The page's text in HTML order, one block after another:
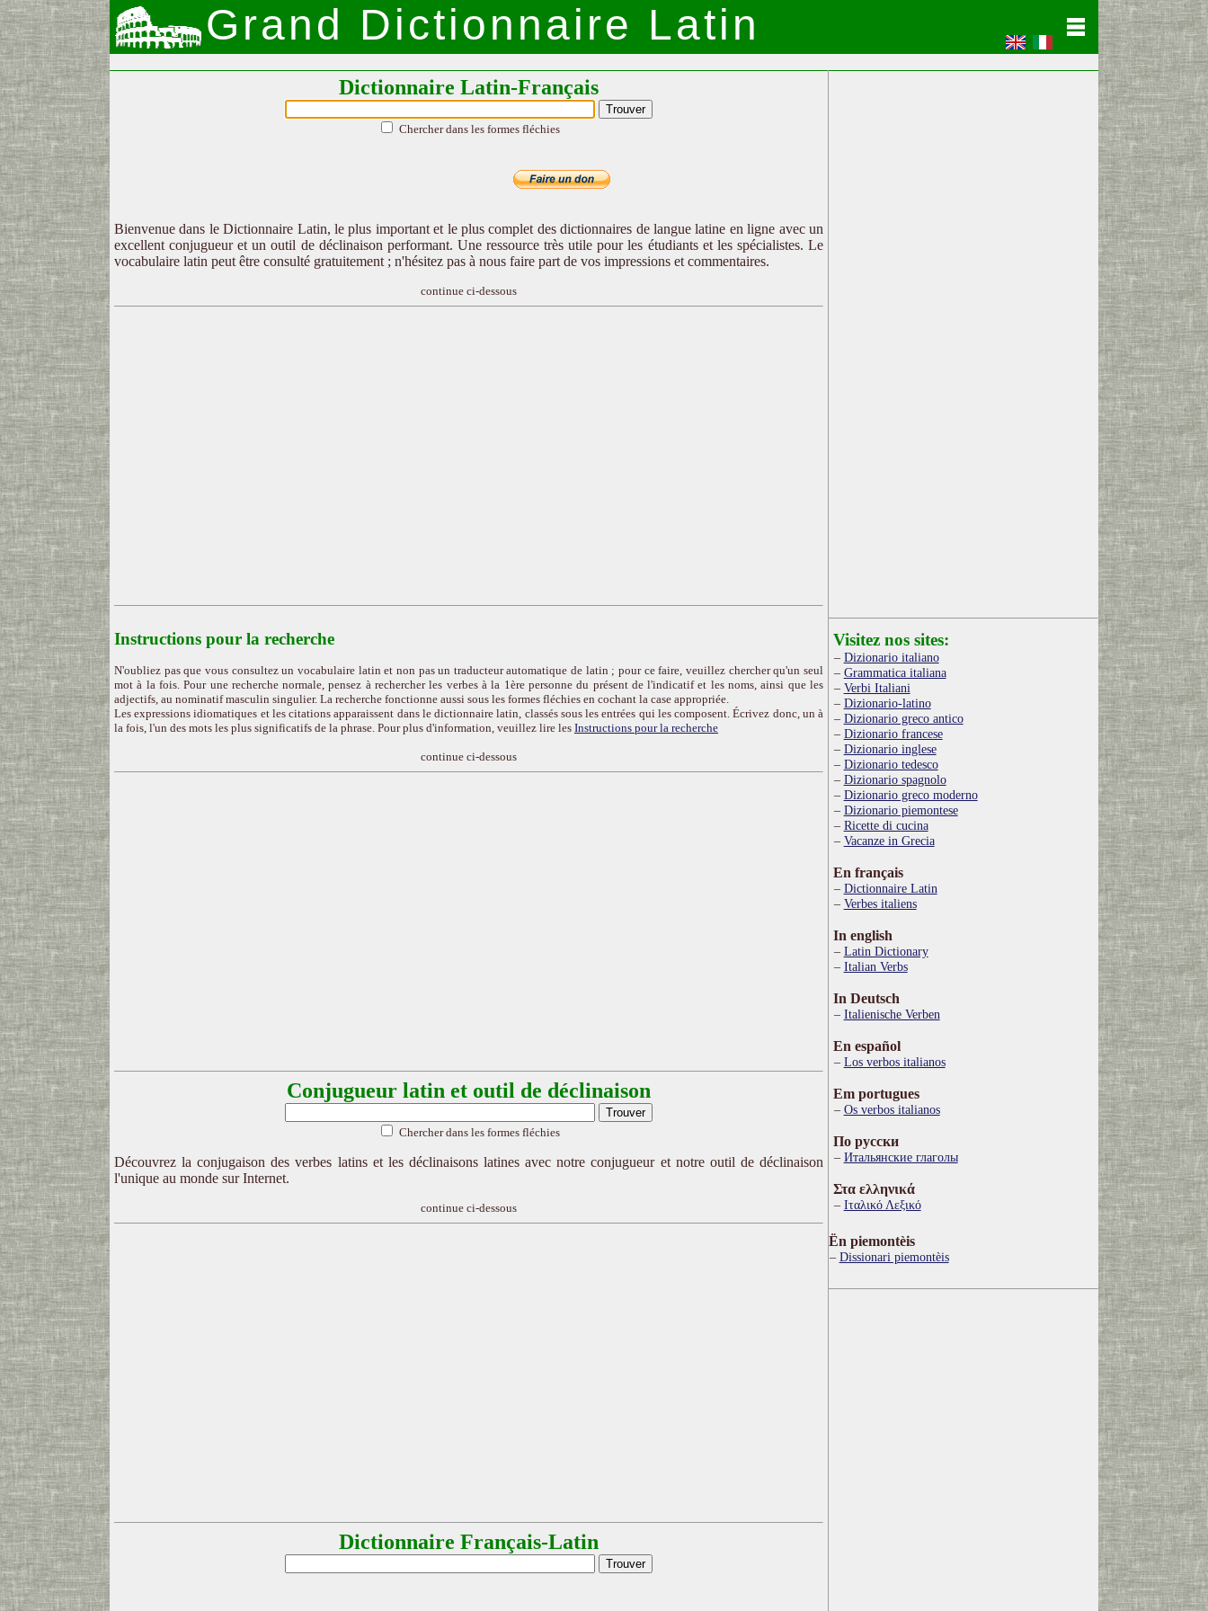
Grand Dictionnaire Latin
Dictionnaire Latin-Français
Chercher dans les formes fléchies
Bienvenue dans le Dictionnaire Latin, le plus important et le plus complet des dictionnaires de langue latine en ligne avec un
excellent conjugueur et un outil de déclinaison performant. Une ressource très utile pour les étudiants et les spécialistes. Le
vocabulaire latin peut être consulté gratuitement ; n'hésitez pas à nous faire part de vos impressions et commentaires.
continue ci-dessous
Instructions pour la recherche
N'oubliez pas que vous consultez un vocabulaire latin et non pas un traducteur automatique de latin ; pour ce faire, veuillez chercher qu'un seul
mot à la fois. Pour une recherche normale, pensez à rechercher les verbes à la 1ère personne du présent de l'indicatif et les noms, ainsi que les
adjectifs, au nominatif masculin singulier. La recherche fonctionne aussi sous les formes fléchies en cochant la case appropriée.
Les expressions idiomatiques et les citations apparaissent dans le dictionnaire latin, classés sous les entrées qui les composent. Écrivez donc, un à
la fois, l'un des mots les plus significatifs de la phrase. Pour plus d'information, veuillez lire les Instructions pour la recherche
continue ci-dessous
Conjugueur latin et outil de déclinaison
Chercher dans les formes fléchies
Découvrez la conjugaison des verbes latins et les déclinaisons latines avec notre conjugueur et notre outil de déclinaison
l'unique au monde sur Internet.
continue ci-dessous
Dictionnaire Français-Latin
Visitez nos sites:
Dizionario italiano
Grammatica italiana
Verbi Italiani
Dizionario-latino
Dizionario greco antico
Dizionario francese
Dizionario inglese
Dizionario tedesco
Dizionario spagnolo
Dizionario greco moderno
Dizionario piemontese
Ricette di cucina
Vacanze in Grecia
En français
Dictionnaire Latin
Verbes italiens
In english
Latin Dictionary
Italian Verbs
In Deutsch
Italienische Verben
En español
Los verbos italianos
Em portugues
Os verbos italianos
По русски
Итальянские глаголы
Στα ελληνικά
Ιταλικό Λεξικό
Ën piemontèis
Dissionari piemontèis